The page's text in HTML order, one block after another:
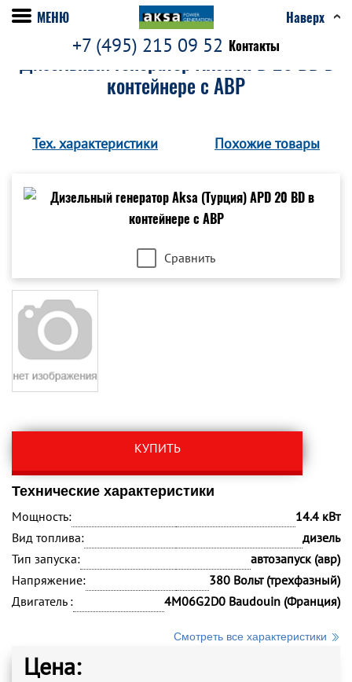
+7 (495) 215 09 52 Контакты
МЕНЮ Наверх
Дизельный генератор Aksa APD 20 BD в
контейнере c АВР
Тех. характеристики Похожие товары
Сравнить
КУПИТЬ
Технические характеристики
Мощность:
14.4 кВт
Вид топлива:
дизель
Тип запуска:
автозапуск (авр)
Напряжение:
380 Вольт (трехфазный)
Двигатель :
4M06G2D0 Baudouin (Франция)
Смотреть все характеристики
Цена: